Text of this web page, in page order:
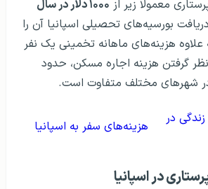
معمولاً زیر از ۱۰۰۰ دلار در سال
بورسیه‌های تحصیلی اسپانیا آن را
علاوه هزینه‌های ماهانه تخمینی یک نفر
گرفتن هزینه اجاره مسکن، حدود
در
هزینه‌های سفر به اسپانیا
در اسپانیا